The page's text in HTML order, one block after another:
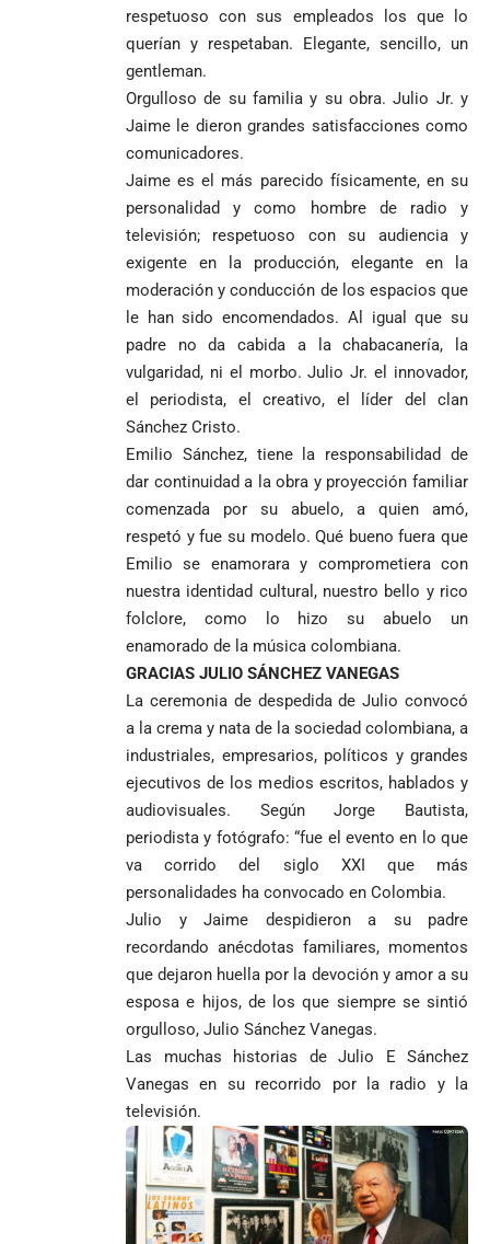
respetuoso con sus empleados los que lo
querían y respetaban. Elegante, sencillo, un
gentleman.
Orgulloso de su familia y su obra. Julio Jr. y
Jaime le dieron grandes satisfacciones como
comunicadores.
Jaime es el más parecido físicamente, en su
personalidad y como hombre de radio y
televisión; respetuoso con su audiencia y
exigente en la producción, elegante en la
moderación y conducción de los espacios que
le han sido encomendados. Al igual que su
padre no da cabida a la chabacanería, la
vulgaridad, ni el morbo. Julio Jr. el innovador,
el periodista, el creativo, el líder del clan
Sánchez Cristo.
Emilio Sánchez, tiene la responsabilidad de
dar continuidad a la obra y proyección familiar
comenzada por su abuelo, a quien amó,
respetó y fue su modelo. Qué bueno fuera que
Emilio se enamorara y comprometiera con
nuestra identidad cultural, nuestro bello y rico
folclore, como lo hizo su abuelo un
enamorado de la música colombiana.
GRACIAS JULIO SÁNCHEZ VANEGAS
La ceremonia de despedida de Julio convocó
a la crema y nata de la sociedad colombiana, a
industriales, empresarios, políticos y grandes
ejecutivos de los medios escritos, hablados y
audiovisuales. Según Jorge Bautista,
periodista y fotógrafo: “fue el evento en lo que
va corrido del siglo XXI que más
personalidades ha convocado en Colombia.
Julio y Jaime despidieron a su padre
recordando anécdotas familiares, momentos
que dejaron huella por la devoción y amor a su
esposa e hijos, de los que siempre se sintió
orgulloso, Julio Sánchez Vanegas.
Las muchas historias de Julio E Sánchez
Vanegas en su recorrido por la radio y la
televisión.